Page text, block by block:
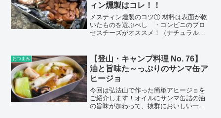
ィン燻製はコレ！！
メスティン燻製のコツ① 材料は表面が乾
いたものを選ぶべし ・コンビニのプロ
セスチーズがオススメ！（ナチュラルチ
おつまみ
【登山・キャンプ料理 No. 76】
油と旨味た～っぷりのサンマ缶ア
ヒージョ
今回は弘法山で作った簡単アヒージョを
ご紹介します！オイルにサンマ缶詰の油
の旨味が加わって、抜群においしい一品